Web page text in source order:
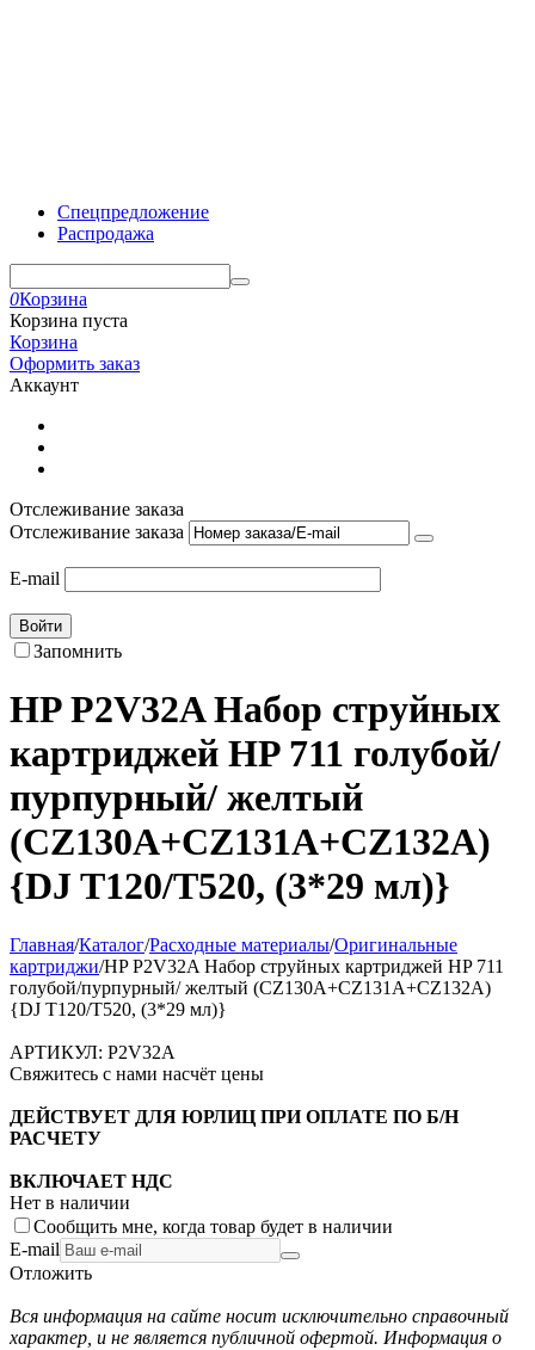
Спецпредложение
Распродажа
0Корзина
Корзина пуста
Корзина
Оформить заказ
Аккаунт
Отслеживание заказа
Отслеживание заказа
E-mail
Войти
Запомнить
HP P2V32A Набор струйных
картриджей HP 711 голубой/
пурпурный/ желтый
(CZ130A+CZ131A+CZ132A)
{DJ T120/T520, (3*29 мл)}
Главная/Каталог/Расходные материалы/Оригинальные
картриджи/HP P2V32A Набор струйных картриджей HP 711
голубой/пурпурный/ желтый (CZ130A+CZ131A+CZ132A)
{DJ T120/T520, (3*29 мл)}
АРТИКУЛ: P2V32A
Свяжитесь с нами насчёт цены
ДЕЙСТВУЕТ ДЛЯ ЮРЛИЦ ПРИ ОПЛАТЕ ПО Б/Н
РАСЧЕТУ
ВКЛЮЧАЕТ НДС
Нет в наличии
Сообщить мне, когда товар будет в наличии
E-mail
Отложить
Вся информация на сайте носит исключительно справочный
характер, и не является публичной офертой. Информация о